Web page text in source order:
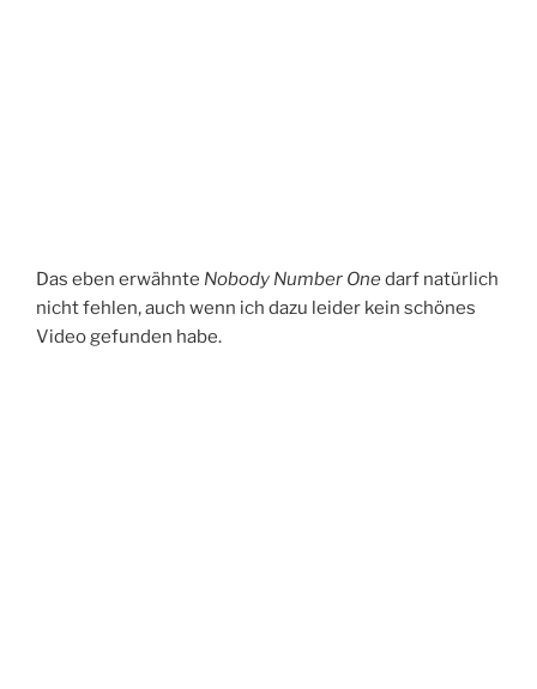
Das eben erwähnte Nobody Number Onedarf natürlich
nicht fehlen, auch wenn ich dazu leider kein schönes
Video gefunden habe.